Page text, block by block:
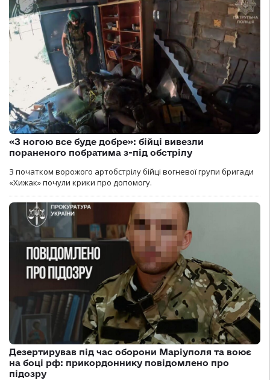
«З ногою все буде добре»: бійці вивезли
пораненого побратима з-під обстрілу
З початком ворожого артобстрілу бійці вогневої групи бригади
«Хижак» почули крики про допомогу.
Дезертирував під час оборони Маріуполя та воює
на боці рф: прикордоннику повідомлено про
підозру